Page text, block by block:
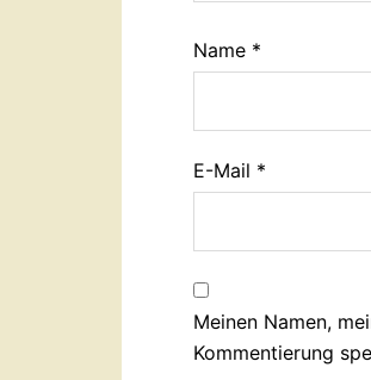
Name *
E-Mail *
Meinen Namen,
Kommentierung